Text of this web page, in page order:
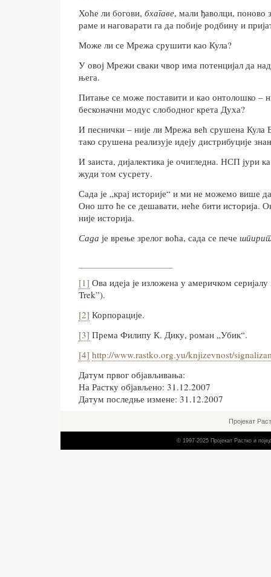
Хоће ли богови, бхагаве, мали ђаволци, поново
раме и наговарати га да побије родбину и
Може ли се Мрежа срушити као Кула?
У овој Мрежи сваки чвор има потенцијал да
њега.
Питање се може поставити и као онтолошко –
бесконачни модус слободног крета Духа?
И песнички – није ли Мрежа већ срушена Кула
тако срушена реализује идеју дистрибуције
И заиста, дијалектика је очигледна. НСП јури
жуди том сусрету.
Сада је „крај историје“ и ми не можемо више
Оно што ће се дешавати, неће бити историја.
није историја.
Сада је врење зрелог воћа, сада се пече
[1] Ова идеја је изложена у америчком серијалу
Trek”).
[2] Корпорације.
[3] Према Филипу К. Дику, роман „Убик“.
[4] http://www.rastko.org.yu/knjizevnost/
Датум првог објављивања:
На Растку објављено: 31.12.2007
Датум последње измене: 31.12.2007
Пројекат
© 1997-2025 Пројекат Растко и